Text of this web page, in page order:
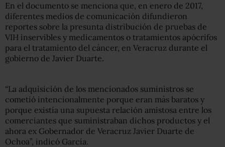
En el documento se menciona que, en enero de 2017,
diferentes medios de comunicación difundieron
reportes sobre la presunta distribución de pruebas de
VIH inservibles y medicamentos o tratamientos apócrifos
para el tratamiento del cáncer, en Veracruz durante el
gobierno de Javier Duarte.
“La adquisición de los mencionados suministros se
cometió intencionalmente porque eran más baratos y
porque existía una supuesta relación amistosa entre los
comerciantes que suministraban dichos productos y el
ahora ex Gobernador de Veracruz Javier Duarte de
Ochoa”, indicó García.